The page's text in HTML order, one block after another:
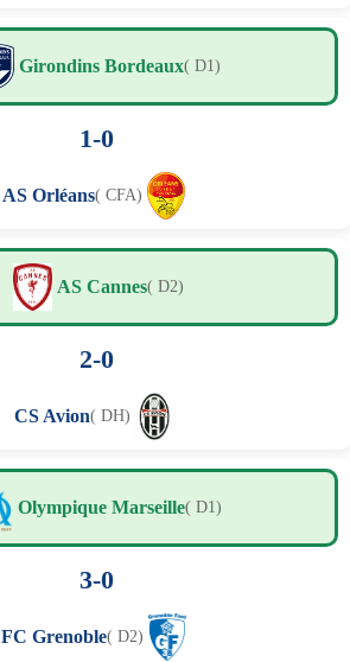
Girondins Bordeaux( D1)
1-0
AS Orléans( CFA)
AS Cannes( D2)
2-0
CS Avion( DH)
Olympique Marseille( D1)
3-0
FC Grenoble( D2)